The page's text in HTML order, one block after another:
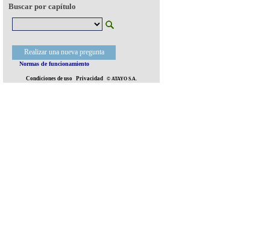
Buscar por capítulo
Realizar una nueva pregunta
Normas de funcionamiento
Condiciones de uso Privacidad © ATAYO S.A.